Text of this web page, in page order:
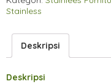
Stainless
Deskripsi
Deskripsi